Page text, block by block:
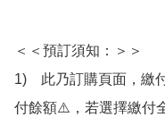
＜＜預訂須知：＞＞
1)　此乃訂購頁面，繳
付餘額⚠️，若選擇繳付